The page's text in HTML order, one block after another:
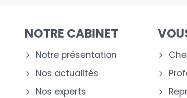
NOTRE CABINET
Notre présentation
Nos actualités
Nos experts